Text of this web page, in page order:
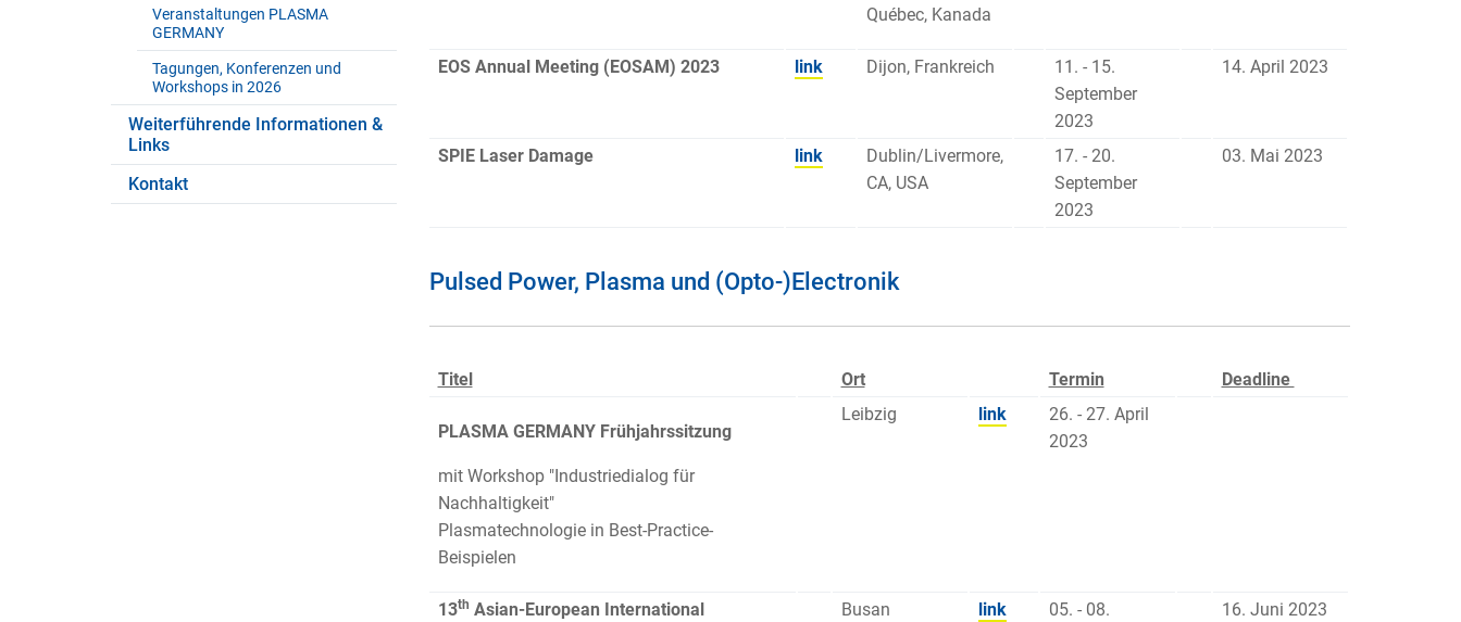
Veranstaltungen PLASMA
GERMANY
Tagungen, Konferenzen und
Workshops in 2026
Weiterführende Informationen &
Links
Kontakt
Québec, Kanada
EOS Annual Meeting (EOSAM) 2023 link Dijon, Frankreich
11. - 15.
September
2023
14. April 2023
SPIE Laser Damage link
Dublin/Livermore,
CA, USA
17. - 20.
September
2023
03. Mai 2023
Pulsed Power, Plasma und (Opto-)Electronik
Titel Ort Termin Deadline
PLASMA GERMANY Frühjahrssitzung
mit Workshop "Industriedialog für
Nachhaltigkeit"
Plasmatechnologie in Best-Practice-
Beispielen
Leibzig link
26. - 27. April
2023
13th Asian-European International
Busan
link
05. - 08.
16. Juni 2023